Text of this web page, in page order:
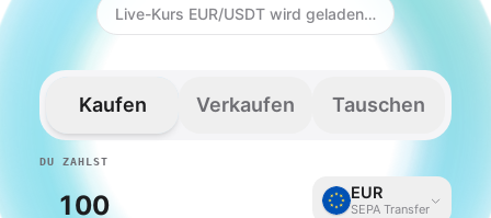
Live-Kurs EUR/USDT wird geladen…
Kaufen Verkaufen Tauschen
DU ZAHLST
EUR
SEPA Transfer